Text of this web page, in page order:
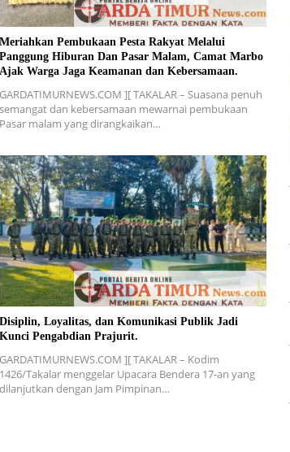
Meriahkan Pembukaan Pesta Rakyat Melalui
Panggung Hiburan Dan Pasar Malam, Camat Marbo
Ajak Warga Jaga Keamanan dan Kebersamaan.
GARDATIMURNEWS.COM ][ TAKALAR – Suasana penuh
semangat dan kebersamaan mewarnai pembukaan
Pasar malam yang dirangkaikan…
Disiplin, Loyalitas, dan Komunikasi Publik Jadi
Kunci Pengabdian Prajurit.
GARDATIMURNEWS.COM ][ TAKALAR – Kodim
1426/Takalar menggelar Upacara Bendera 17-an yang
dilanjutkan dengan Jam Pimpinan…